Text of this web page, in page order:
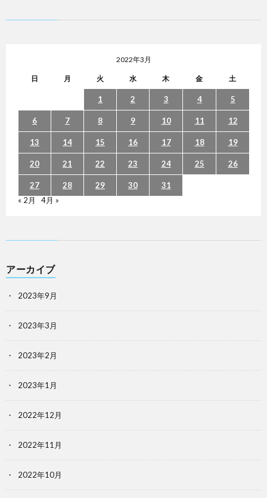
2022年3月
日 月 火 水 木 金 土
1 2 3 4 5
6 7 8 9 10 11 12
13 14 15 16 17 18 19
20 21 22 23 24 25 26
27 28 29 30
31
« 2月
4月 »
アーカイブ
2023年9月
2023年3月
2023年2月
2023年1月
2022年12月
2022年11月
2022年10月